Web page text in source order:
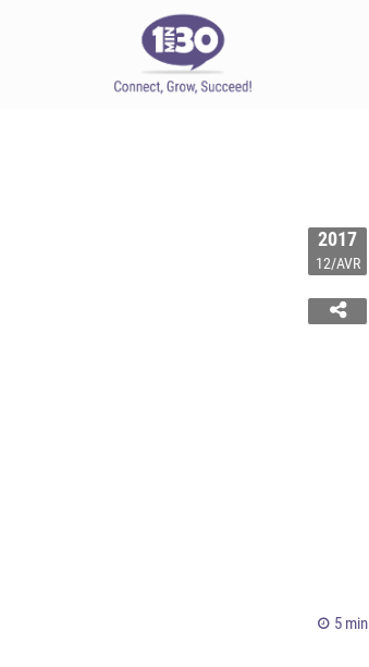
2017
12/AVR
5 min